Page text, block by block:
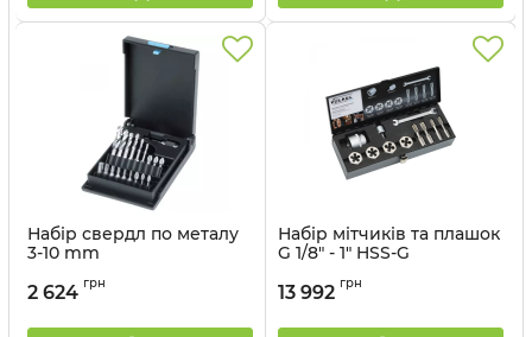
Набір свердл по металу
3-10 mm
2 624 грн
Набір мітчиків та плашок
G 1/8" - 1" HSS-G
13 992 грн